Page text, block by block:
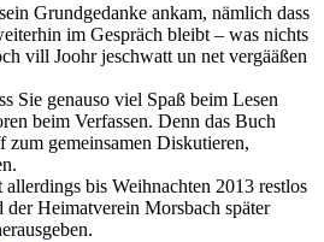
Grundgedanke ankam, nämlich dass
im Gespräch bleibt – was nichts
vill Joohr jeschwatt un net vergääßen
Sie genauso viel Spaß beim Lesen
beim Verfassen. Denn das Buch
zum gemeinsamen Diskutieren,
bis Weihnachten 2013 restlos
Heimatverein Morsbach später